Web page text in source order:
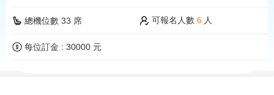
總機位數 33 席 可報名人數6 人
每位訂金 : 30000 元